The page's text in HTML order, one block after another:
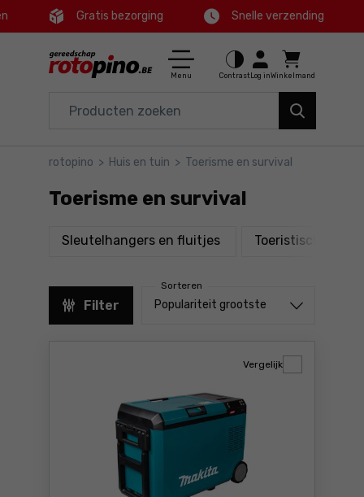
Ctrl
Hoofdmenu
Filters
Producten
Gratis bezorging Snelle verzending
Menu Contrast Log inWinkelmand
Huis en tuin
rotopino > Huis en tuin > Toerisme en survival
Toerisme en survival
Sleutelhangers en fluitjes producten
Toeristische
Filter
Sorteren
Sorteren uit
Populariteit grootste
Vergelijk